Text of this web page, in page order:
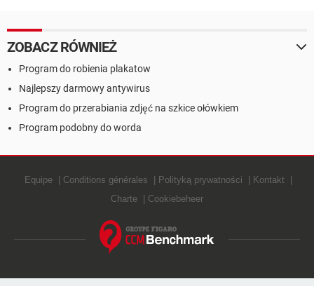
ZOBACZ RÓWNIEŻ
Program do robienia plakatow
Najlepszy darmowy antywirus
Program do przerabiania zdjęć na szkice ołówkiem
Program podobny do worda
Equipe Conditions générales Polityką prywatności
Kontakt
Charte
Cookiebeheer